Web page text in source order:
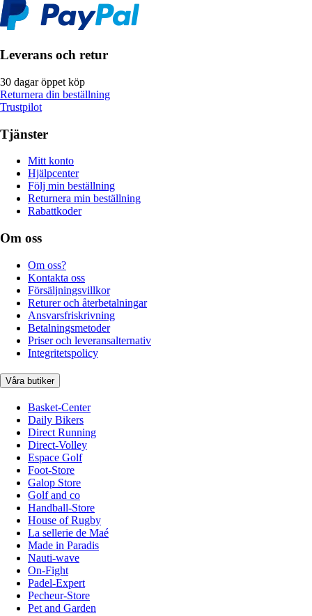
Leverans och retur
30 dagar öppet köp
Returnera din beställning
Trustpilot
Tjänster
Mitt konto
Hjälpcenter
Följ min beställning
Returnera min beställning
Rabattkoder
Om oss
Om oss?
Kontakta oss
Försäljningsvillkor
Returer och återbetalningar
Ansvarsfriskrivning
Betalningsmetoder
Priser och leveransalternativ
Integritetspolicy
Våra butiker
Basket-Center
Daily Bikers
Direct Running
Direct-Volley
Espace Golf
Foot-Store
Galop Store
Golf and co
Handball-Store
House of Rugby
La sellerie de Maé
Made in Paradis
Nauti-wave
On-Fight
Padel-Expert
Pecheur-Store
Pet and Garden